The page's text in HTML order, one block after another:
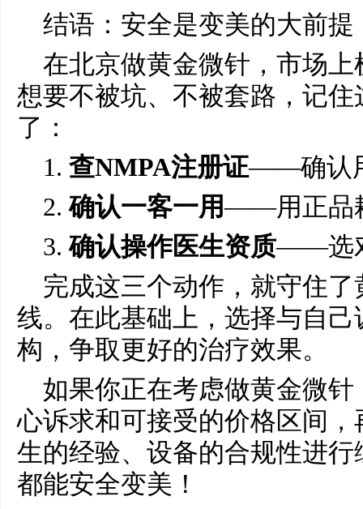
结语：安全是变美的大前提
在北京做黄金微针，市场
想要不被坑、不被套路，记
了：
1. 查NMPA注册证——确认
2.确认一客一用——用正品
3.确认操作医生资质——选
完成这三个动作，就守住
线。在此基础上，选择与自
构，争取更好的治疗效果。
如果你正在考虑做黄金微
心诉求和可接受的价格区间
生的经验、设备的合规性进
都能安全变美！